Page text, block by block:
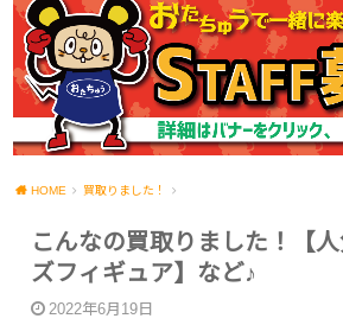
HOME 買取りました！
こんなの買取りました！【
ズフィギュア】など♪
2022年6月19日